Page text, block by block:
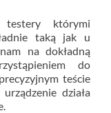
testery którymi
taką jak u
na dokładną
do
teście
działa